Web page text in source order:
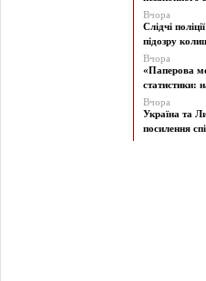
Вчора
Слідчі
підозру
Вчора
«Паперова
статистики:
Вчора
Україна та
посилення